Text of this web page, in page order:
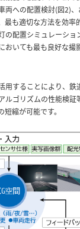
両への配置検討(図2)
最も適切な方法を効率
の配置シミュレーショ
おいても最も良好な撮
用することにより、鉄
ルゴリズムの性能検証
縮が可能です。